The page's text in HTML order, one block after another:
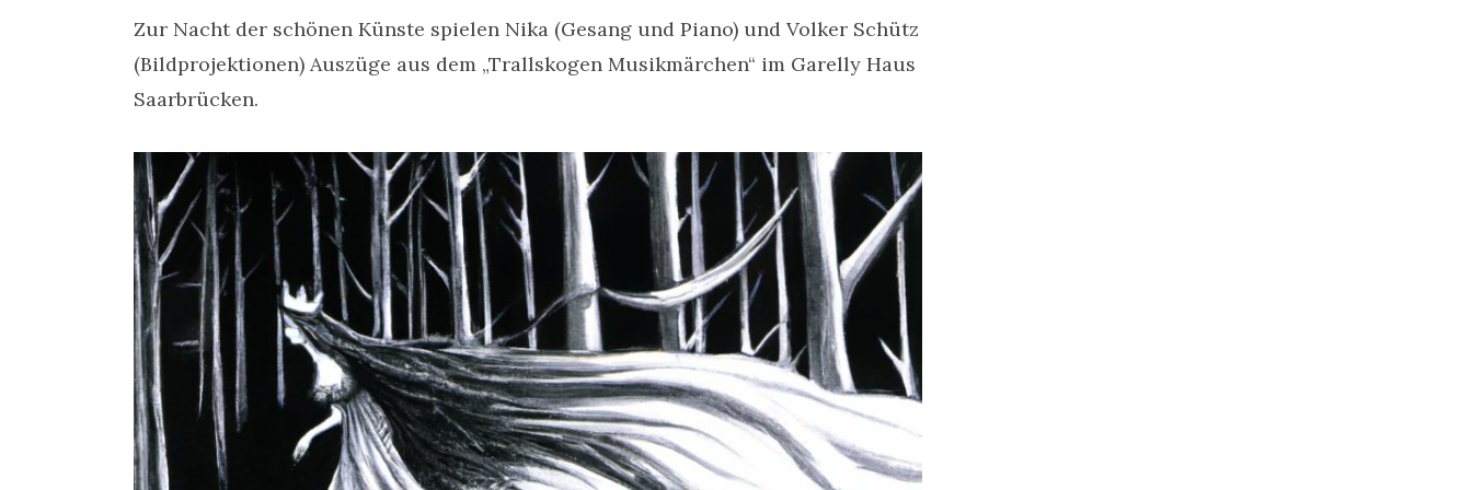
Zur Nacht der schönen Künste spielen Nika (Gesang und Piano) und Volker Schütz
(Bildprojektionen) Auszüge aus dem „Trallskogen Musikmärchen“ im Garelly Haus
Saarbrücken.